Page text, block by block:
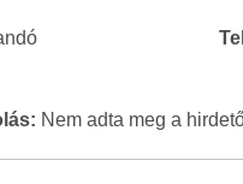
Nem adta meg a